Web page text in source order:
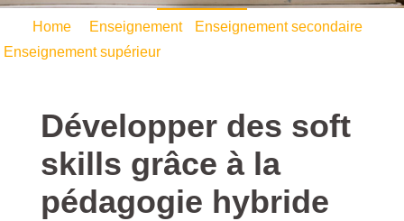
Home Enseignement• Enseignement secondaire
Enseignement supérieur/ Développer des soft skills grâce à
Développer des soft
skills grâce à la
pédagogie hybride